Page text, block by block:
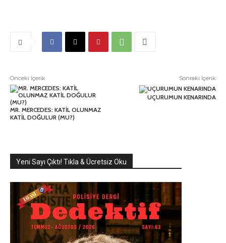
Önceki İçerik
MR. MERCEDES: KATİL OLUNMAZ
KATİL DOĞULUR (MU?)
Sonraki İçerik
UÇURUMUN KENARINDA
Yeni Sayı Çıktı! Tıkla & Ücretsiz Oku